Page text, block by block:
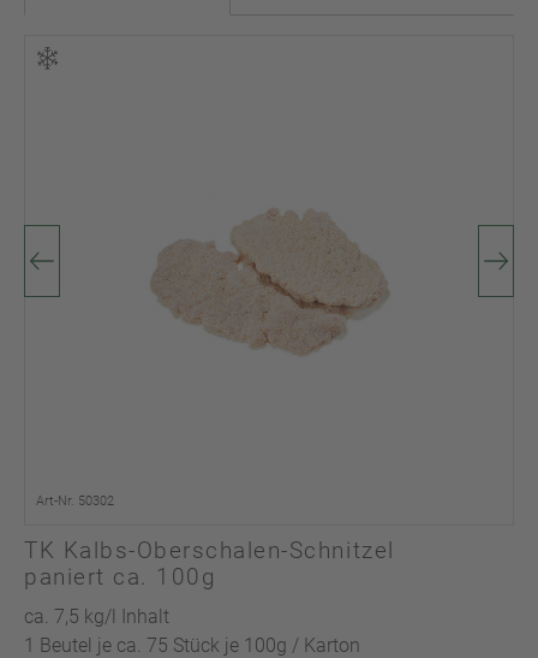
Art-Nr. 50302
TK Kalbs-Oberschalen-Schnitzel
paniert ca. 100g
ca. 7,5 kg/l Inhalt
1 Beutel je ca. 75 Stück je 100g / Karton